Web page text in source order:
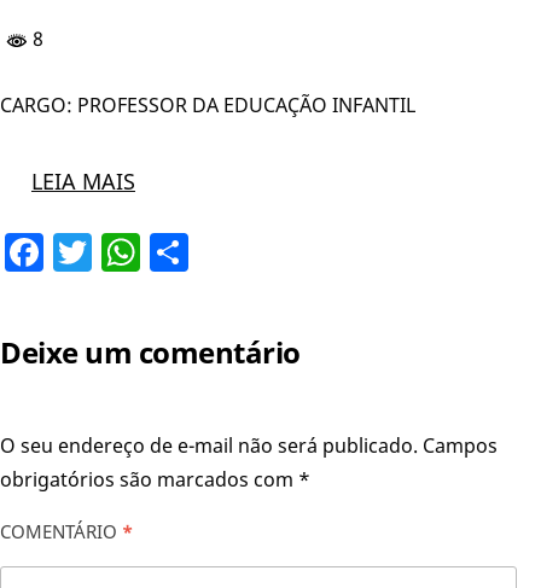
8
CARGO: PROFESSOR DA EDUCAÇÃO INFANTIL
LEIA MAIS
Facebook
TwitterWhatsApp
Deixe um comentário
O seu endereço de e-mail não será publicado. Campos
obrigatórios são marcados com *
COMENTÁRIO *